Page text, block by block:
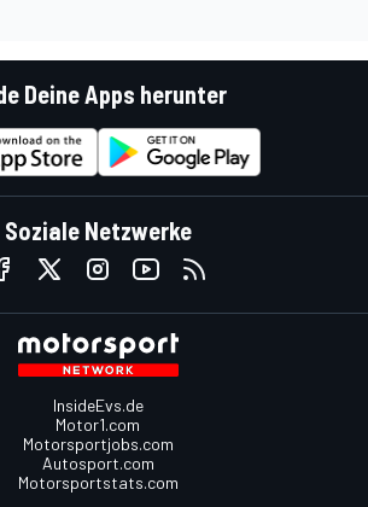
Deine Apps herunter
Soziale Netzwerke
InsideEvs.de
Motor1.com
Motorsportjobs.com
Autosport.com
Motorsportstats.com